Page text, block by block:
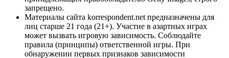
запрещено.
Материалы сайта korrespondent.net предназначены для
лиц старше 21 года (21+). Участие в азартных играх
может вызвать игровую зависимость. Соблюдайте
правила (принципы) ответственной игры. При
обнаружении первых признаков зависимости